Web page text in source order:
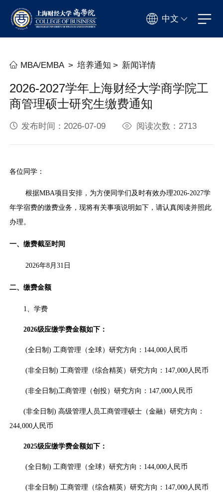
中文
MBA/EMBA > 培养通知 > 新闻详情
2026-2027学年上海财经大学商学院工
商管理硕士研究生缴费通知
发布时间：2026-07-09 阅读次数：2713
各位同学：
根据MBA项目安排，为方便同学们及时有效办理2026-2027学
年学宿费的缴费业务，现将有关事项说明如下，请认真阅读并照此
办理。
一、缴费截至时间
2026年8月31日
二、缴费金额
1、学费
2026级应缴学费金额如下：
(全日制) 工商管理（全球）研究方向：144,000人民币
(非全日制) 工商管理（综合精英）研究方向：147,000人民币
(非全日制)工商管理（创投）研究方向：147,000人民币
(非全日制) 高级管理人员工商管理硕士（金融）研究方向：
244,000人民币
2025级应缴学费金额如下：
(全日制) 工商管理（全球）研究方向：144,000人民币
(非全日制) 工商管理（综合精英）研究方向：147,000人民币